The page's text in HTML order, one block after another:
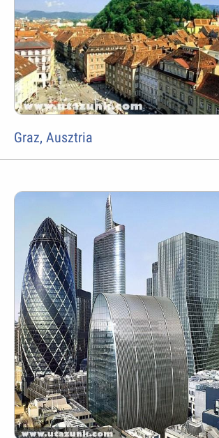
Graz, Ausztria